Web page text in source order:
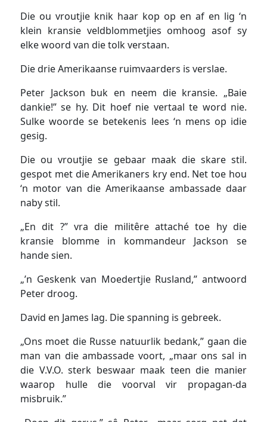
Die ou vroutjie knik haar kop op en af en lig ‘n
klein kransie veldblommetjies omhoog asof sy
elke woord van die tolk verstaan.
Die drie Amerikaanse ruimvaarders is verslae.
Peter Jackson buk en neem die kransie. „Baie
dankie!” se hy. Dit hoef nie vertaal te word nie.
Sulke woorde se betekenis lees ‘n mens op idie
gesig.
Die ou vroutjie se gebaar maak die skare stil.
gespot met die Amerikaners kry end. Net toe hou
‘n motor van die Amerikaanse ambassade daar
naby stil.
„En dit ?” vra die militêre attaché toe hy die
kransie blomme in kommandeur Jackson se
hande sien.
„’n Geskenk van Moedertjie Rusland,” antwoord
Peter droog.
David en James lag. Die spanning is gebreek.
„Ons moet die Russe natuurlik bedank,” gaan die
man van die ambassade voort, „maar ons sal in
die V.V.O. sterk beswaar maak teen die manier
waarop hulle die voorval vir propagan-da
misbruik.”